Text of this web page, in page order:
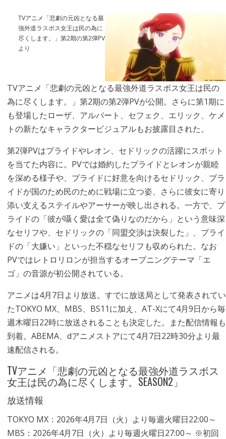
TVアニメ「悲劇の元凶となる最
強外道ラスボス女王は民の為に
尽くします。」第2期の第2弾PV
より
TVアニメ「悲劇の元凶となる最強外道ラスボス女王は民の
為に尽くします。」第2期の第2弾PVが公開。さらに第1期に
も登場したローザ、アルバート、セフェク、エリック、ケメ
トの新たなキャラクタービジュアルもお披露目された。
第2弾PVはプライドやレオン、セドリックの活躍にスポット
を当てた内容に。PVでは婚約したプライドとレオンが親睦
を深める様子や、プライドに好意を向けるセドリック、プラ
イドが国のため民のために戦場に立つ姿、さらに彼女に寄り
添い支えるステイルやアーサーが映し出される。一方で、プ
ライドの「彼が囁く愛は全て偽りなのだから」という意味深
なセリフや、セドリックの「同盟交渉は決裂した」、プライ
ドの「大嫌い」といった不穏なセリフも収められた。なお
PVではレトロリロンが担当するオープニングテーマ「エ
ゴ」の音源が初公開されている。
アニメは4月7日より放送。すでに放送局として発表されてい
たTOKYO MX、MBS、BS11に加え、AT-Xにて4月9日から毎
週木曜日22時に放送されることも決定した。また配信情報も
到着。ABEMA、dアニメストアにて4月7日22時30分より最
速配信される。
TVアニメ「悲劇の元凶となる最強外道ラスボス
女王は民の為に尽くします。SEASON2」
放送情報
TOKYO MX：2026年4月7日（火）より毎週火曜日22:00～
MBS：2026年4月7日（火）より毎週火曜日27:00～ ※初回